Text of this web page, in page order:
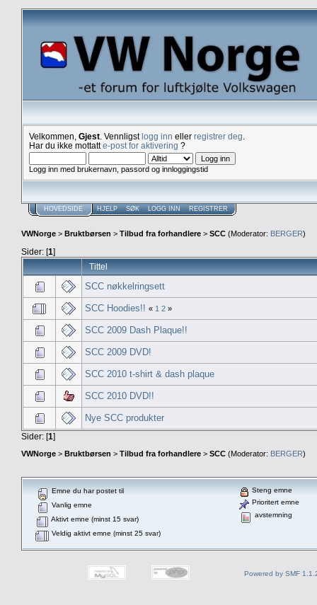
Velkommen, Gjest . Vennligstlogg inn eller registrer deg
Har du ikke mottatte-post for aktivering ?
Logg inn med brukernavn, passord og innloggingstid
HOVEDSIDE HJELP SØK LOGG INN REGISTRER
VWNorge > Bruktbørsen > Tilbud fra forhandlere > SCC (Moderator: BERGER)
Sider: [1]
Tittel
SCC nøkkelringsett
SCC Hoodies!! « 1 2 »
SCC 2009 Dash Plaque!!
SCC 2009 DVD!
SCC 2010 t-shirt & dash plaque
SCC 2010 DVD!!
Nye SCC produkter
Sider: [1]
VWNorge > Bruktbørsen > Tilbud fra forhandlere > SCC (Moderator: BERGER)
Emne du har postet til
Vanlig emne
Aktivt emne (minst 15 svar)
Veldig aktivt emne (minst 25 svar)
Steng emne
Prioritert emne
avstemning
Powered by SMF